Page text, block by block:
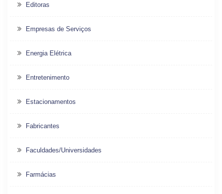
Editoras
Empresas de Serviços
Energia Elétrica
Entretenimento
Estacionamentos
Fabricantes
Faculdades/Universidades
Farmácias